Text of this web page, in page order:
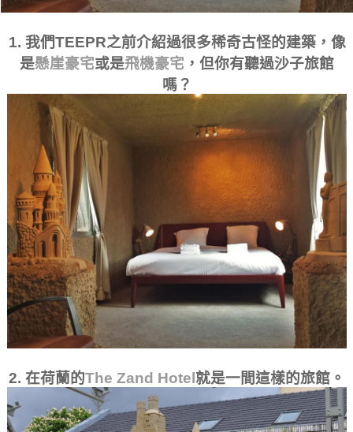
1. 我們TEEPR之前介紹過很多稀奇古怪的建築，像
是懸崖豪宅或是飛機豪宅 ，但你有聽過沙子旅館
嗎？
2. 在荷蘭的The Zand Hotel 就是一間這樣的旅館。